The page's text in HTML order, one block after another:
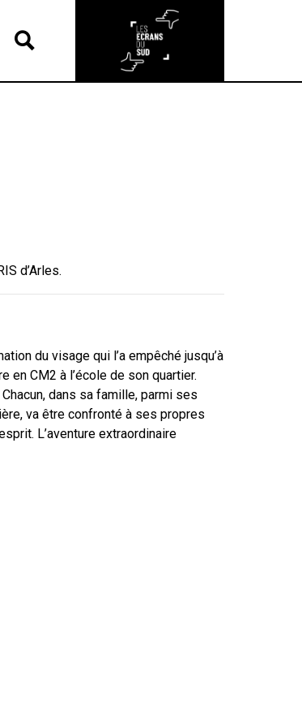
d’Arles.
du visage qui l’a empêché jusqu’à
en CM2 à l’école de son quartier.
dans sa famille, parmi ses
va être confronté à ses propres
L’aventure extraordinaire